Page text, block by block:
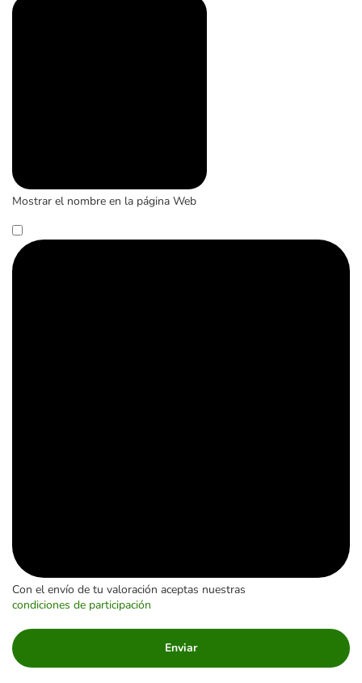
Mostrar el nombre en la página Web
Con el envío de tu valoración aceptas nuestras
condiciones de participación
Enviar